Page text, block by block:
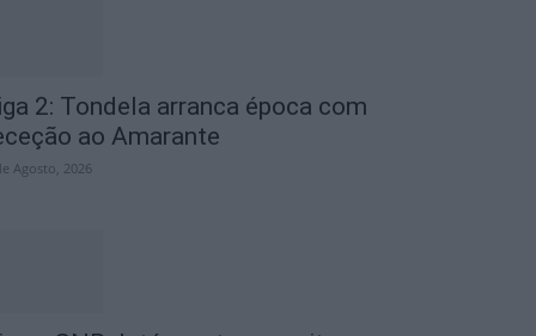
2: Tondela arranca época com
ao Amarante
Agosto, 2026